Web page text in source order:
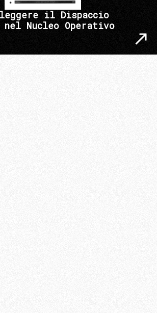
il Dispaccio
nel Nucleo Operativo